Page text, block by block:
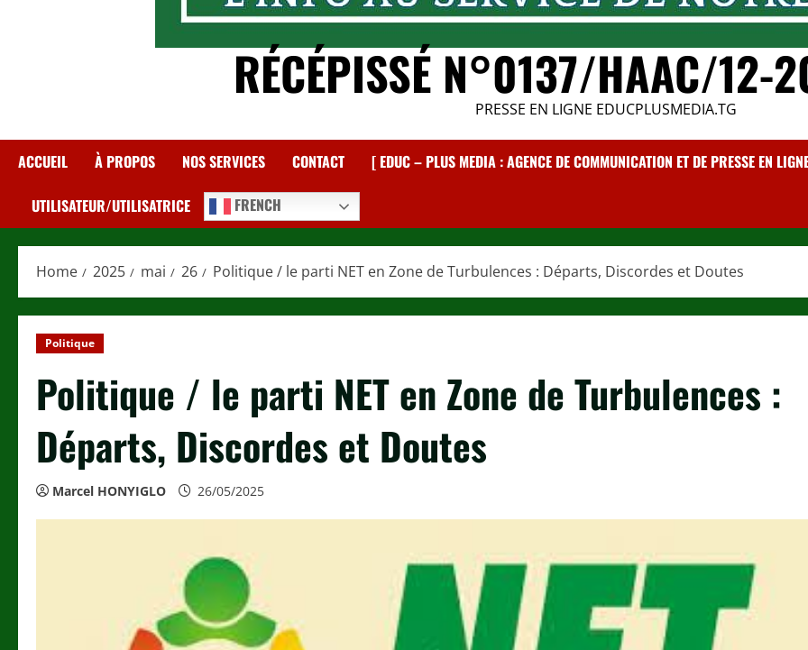
RÉCÉPISSÉ N°0137/HAAC/
PRESSE EN LIGNE EDUCPLUSMEDIA.TG
ACCUEIL À PROPOS NOS SERVICES CONTACT [ EDUC – PLUS MEDIA : AGENCE DE COMMUNICATION ET DE PRESSE EN
UTILISATEUR/UTILISATRICE FRENCH
Home 2025 mai 26 Politique / le parti NET en Zone de Turbulences : Départs, Discordes et Doutes
Politique
Politique / le parti NET en Zone de Turbulences :
Départs, Discordes et Doutes
Marcel HONYIGLO 26/05/2025